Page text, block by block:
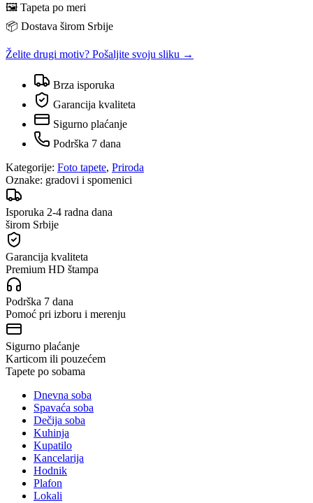
🖼️ Tapeta po meri
📦 Dostava širom Srbije
Želite drugi motiv? Pošaljite svoju sliku →
Brza isporuka
Garancija kvaliteta
Sigurno plaćanje
Podrška 7 dana
Kategorije: Foto tapete, Priroda
Oznake: gradovi i spomenici
Isporuka 2-4 radna dana
širom Srbije
Garancija kvaliteta
Premium HD štampa
Podrška 7 dana
Pomoć pri izboru i merenju
Sigurno plaćanje
Karticom ili pouzećem
Tapete po sobama
Dnevna soba
Spavaća soba
Dečija soba
Kuhinja
Kupatilo
Kancelarija
Hodnik
Plafon
Lokali